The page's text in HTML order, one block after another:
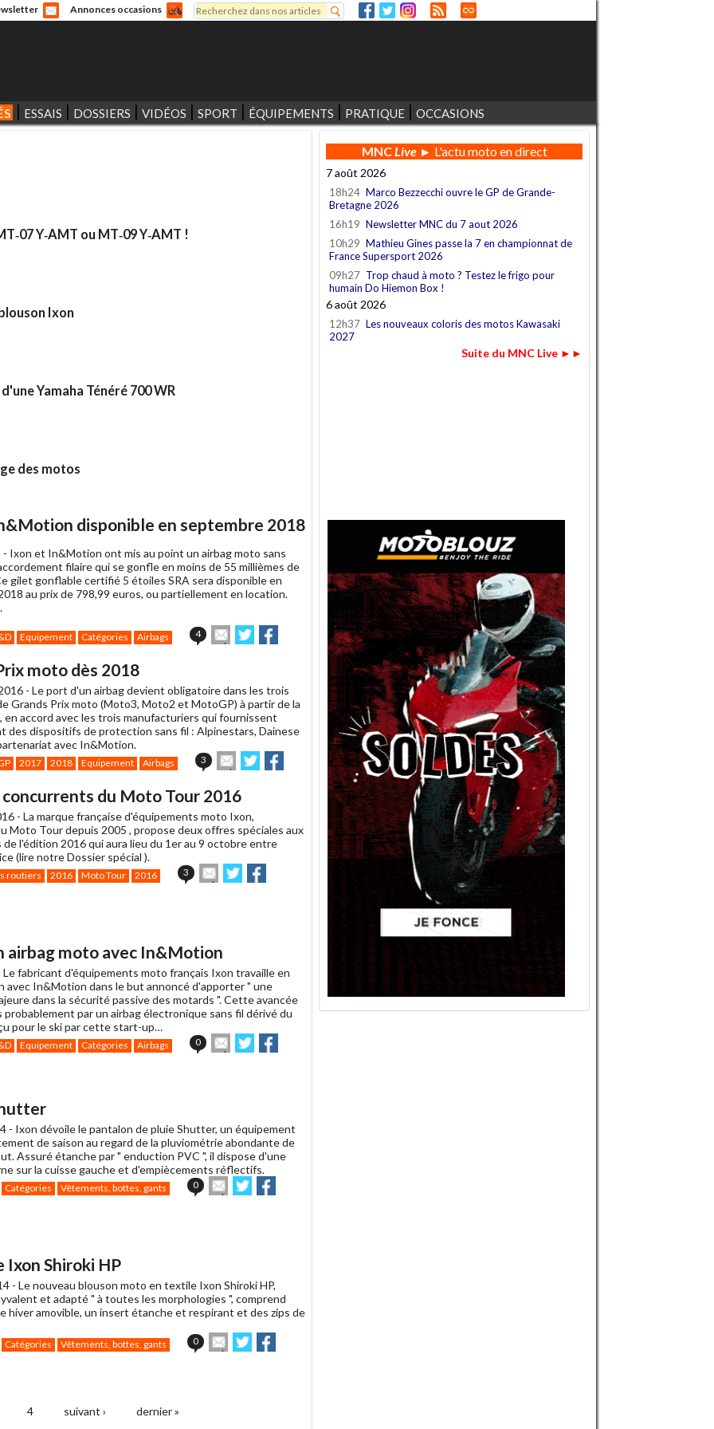
Annonces occasions
Formulaire de recherche
Rechercher
ESSAIS DOSSIERS VIDÉOS SPORT ÉQUIPEMENTS PRATIQUE OCCASIONS
Y‑AMT ou MT‑09 Y‑AMT !
Ixon
Yamaha Ténéré 700 WR
des motos
disponible en septembre 2018
- Ixon et In&Motion ont mis au point un airbag moto sans
filaire qui se gonfle en moins de 55 millièmes de
gilet gonflable certifié 5 étoiles SRA sera disponible en
au prix de 798,99 euros, ou partiellement en location.
Equipement Catégories Airbags 4
Envoyer
cet
un
ami
Partager
sur sur
moto dès 2018
- Le port d'un airbag devient obligatoire dans les trois
Grands Prix moto (Moto3, Moto2 et MotoGP) à partir de la
en accord avec les trois manufacturiers qui fournissent
des dispositifs de protection sans fil : Alpinestars, Dainese
avec In&Motion.
2017 2018 Equipement Airbags 3
Envoyer
cet
à
un
ami
Partager
sur sur
du Moto Tour 2016
- La marque française d'équipements moto Ixon,
Moto Tour depuis 2005 , propose deux offres spéciales aux
l'édition 2016 qui aura lieu du 1er au 9 octobre entre
(lire notre Dossier spécial ).
routiers 2016 Moto Tour 2016 3
Envoyer
cet
Partager
sur sur
airbag moto avec In&Motion
Le fabricant d'équipements moto français Ixon travaille en
avec In&Motion dans le but annoncé d'apporter " une
dans la sécurité passive des motards ". Cette avancée
probablement par un airbag électronique sans fil dérivé du
pour le ski par cette start-up…
Equipement Catégories Airbags 0
Envoyer
cet
Partager
sur sur
- Ixon dévoile le pantalon de pluie Shutter, un équipement
de saison au regard de la pluviométrie abondante de
Assuré étanche par " enduction PVC ", il dispose d'une
sur la cuisse gauche et d'empiècements réflectifs.
Catégories Vêtements, bottes, gants 0
Envoyer
cet
Partager
sur sur
Shiroki HP
- Le nouveau blouson moto en textile Ixon Shiroki HP,
et adapté " à toutes les morphologies ", comprend
hiver amovible, un insert étanche et respirant et des zips de
Catégories Vêtements, bottes, gants 0
Envoyer
cet
Partager
sur sur
4 suivant › dernier »
MNCLive► L'actu moto en direct
7 août 2026
18h24 Marco Bezzecchi ouvre le GP de Grande-
Bretagne 2026
16h19 Newsletter MNC du 7 aout 2026
10h29 Mathieu Gines passe la 7 en championnat de
France Supersport 2026
09h27 Trop chaud à moto ? Testez le frigo pour
humain Do Hiemon Box !
6 août 2026
12h37 Les nouveaux coloris des motos Kawasaki
2027
Suite du MNC Live ►►